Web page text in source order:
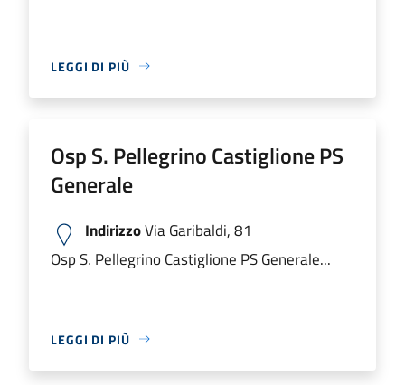
LEGGI DI PIÙ
Osp S. Pellegrino Castiglione PS
Generale
IndirizzoVia Garibaldi, 81
Osp S. Pellegrino Castiglione PS Generale...
LEGGI DI PIÙ